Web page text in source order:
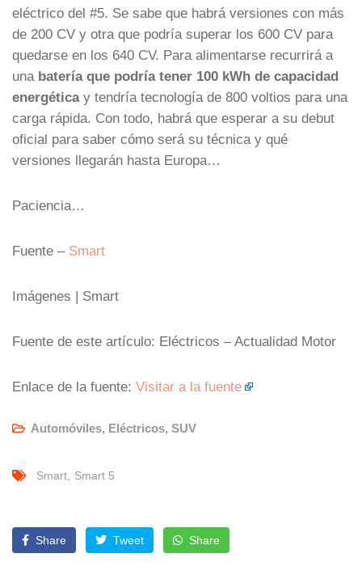
eléctrico del #5. Se sabe que habrá versiones con más
de 200 CV y otra que podría superar los 600 CV para
quedarse en los 640 CV. Para alimentarse recurrirá a
una batería que podría tener 100 kWh de capacidad
energética y tendría tecnología de 800 voltios para una
carga rápida. Con todo, habrá que esperar a su debut
oficial para saber cómo será su técnica y qué
versiones llegarán hasta Europa…
Paciencia…
Fuente – Smart
Imágenes | Smart
Fuente de este artículo: Eléctricos – Actualidad Motor
Enlace de la fuente: Visitar a la fuente
Automóviles, Eléctricos, SUV
Smart Smart 5
Share Tweet Share